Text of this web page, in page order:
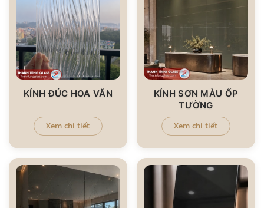
KÍNH ĐÚC HOA VĂN
Xem chi tiết
KÍNH SƠN MÀU ỐP
TƯỜNG
Xem chi tiết